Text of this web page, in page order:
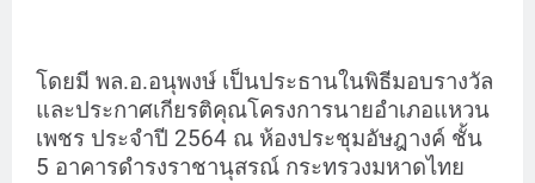
โดยมี พล.อ.อนุพงษ์ เป็นประธานในพิธีมอบรางวัล
และประกาศเกียรติคุณโครงการนายอำเภอแหวน
เพชร ประจำปี 2564 ณ ห้องประชุมอัษฎางค์ ชั้น
5 อาคารดำรงราชานุสรณ์ กระทรวงมหาดไทย